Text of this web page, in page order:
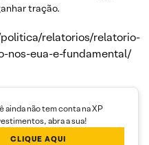
tração.
relatorios/relatorio-
nos-eua-e-fundamental/
ainda não tem conta na XP
abra a sua!
CLIQUE AQUI